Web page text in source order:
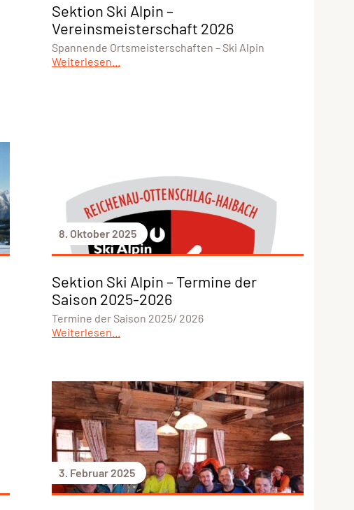
Sektion Ski Alpin –
Vereinsmeisterschaft 2026
Spannende Ortsmeisterschaften – Ski Alpin
Weiterlesen...
8. Oktober 2025
Sektion Ski Alpin – Termine der
Saison 2025-2026
Termine der Saison 2025/ 2026
Weiterlesen...
3. Februar 2025